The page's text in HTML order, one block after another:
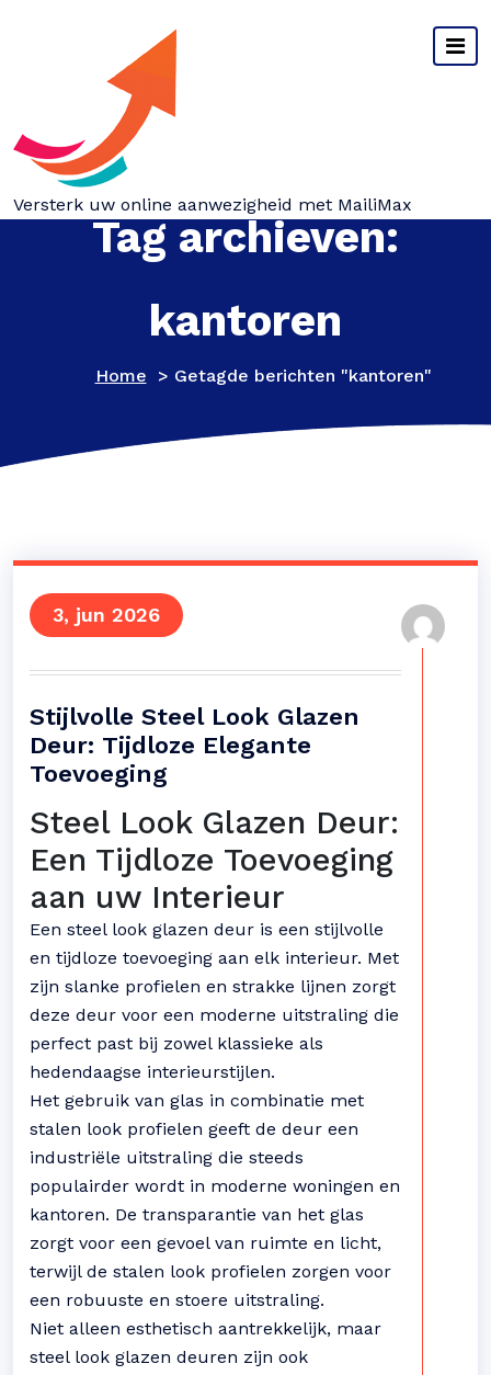
Versterk uw online aanwezigheid met MailiMax
Tag archieven:
kantoren
Home > Getagde berichten "kantoren"
3, jun 2026
Stijlvolle Steel Look Glazen
Deur: Tijdloze Elegante
Toevoeging
Steel Look Glazen Deur:
Een Tijdloze Toevoeging
aan uw Interieur
Een steel look glazen deur is een stijlvolle
en tijdloze toevoeging aan elk interieur. Met
zijn slanke profielen en strakke lijnen zorgt
deze deur voor een moderne uitstraling die
perfect past bij zowel klassieke als
hedendaagse interieurstijlen.
Het gebruik van glas in combinatie met
stalen look profielen geeft de deur een
industriële uitstraling die steeds
populairder wordt in moderne woningen en
kantoren. De transparantie van het glas
zorgt voor een gevoel van ruimte en licht,
terwijl de stalen look profielen zorgen voor
een robuuste en stoere uitstraling.
Niet alleen esthetisch aantrekkelijk, maar
steel look glazen deuren zijn ook